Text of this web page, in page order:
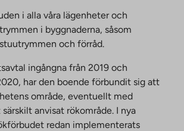
i alla våra lägenheter och
i byggnaderna, såsom
och förråd.
ingångna från 2019 och
har den boende förbundit sig att
område, eventuellt med
anvisat rökområde. I nya
redan implementerats